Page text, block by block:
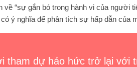
“sự gắn bó trong hành vi của người
ý nghĩa để phân tích sự hấp dẫn của
tham dự háo hức trở lại với